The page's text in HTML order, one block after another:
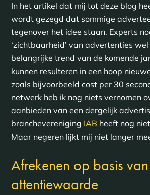
In het artikel dat mij tot deze blog
wordt gezegd dat sommige
tegenover het idee staan. Experts
‘zichtbaarheid’ van advertenties
belangrijke trend van de komende
kunnen resulteren in een hoop
zoals bijvoorbeeld cost per 30
netwerk heb ik nog niets vernomen
aanbieden van een dergelijk
branchevereniging IAB heeft nog
Maar negeren lijkt mij niet langer
Afrekenen op basis van
attentiewaarde